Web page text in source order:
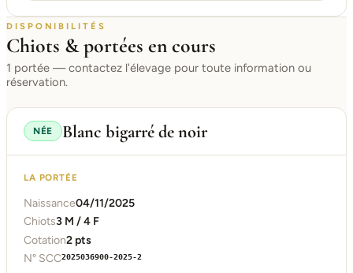
DISPONIBILITÉS
Chiots & portées en cours
1 portée — contactez l'élevage pour toute information ou
réservation.
NÉE Blanc bigarré de noir
LA PORTÉE
Naissance04/11/2025
Chiots3 M / 4 F
Cotation2 pts
N° SCC2025036900-2025-2